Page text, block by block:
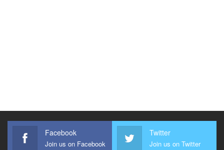
Facebook
Join us on Facebook
Twitter
Join us on Twitter